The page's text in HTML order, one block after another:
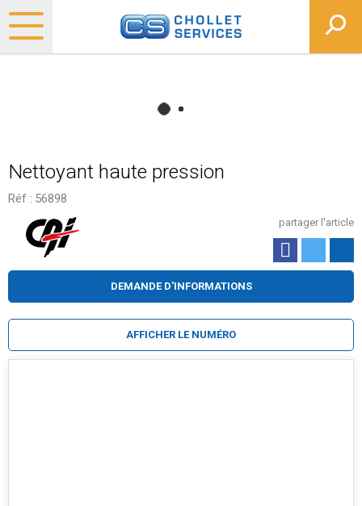
Nettoyant haute pression
Réf : 56898
partager l'article
DEMANDE D'INFORMATIONS
AFFICHER LE NUMÉRO